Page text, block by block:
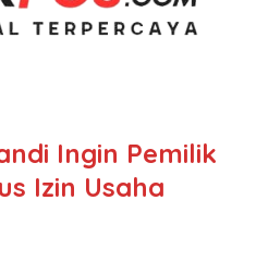
Ingin Pemilik
Izin Usaha